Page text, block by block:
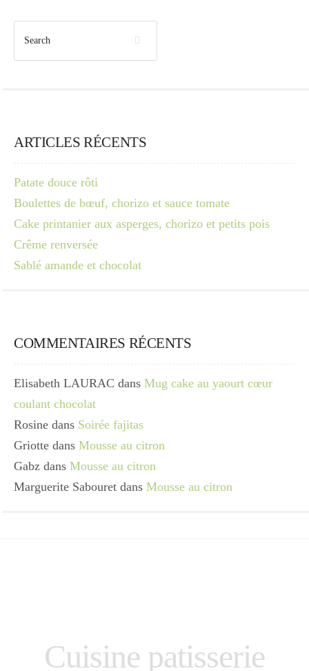
ARTICLES RÉCENTS
Patate douce rôti
Boulettes de bœuf, chorizo et sauce tomate
Cake printanier aux asperges, chorizo et petits pois
Crême renversée
Sablé amande et chocolat
COMMENTAIRES RÉCENTS
Elisabeth LAURAC dans Mug cake au yaourt cœur
coulant chocolat
Rosine dans Soirée fajitas
Griotte dans Mousse au citron
Gabz dans Mousse au citron
Marguerite Sabouret dans Mousse au citron
Cuisine patisserie